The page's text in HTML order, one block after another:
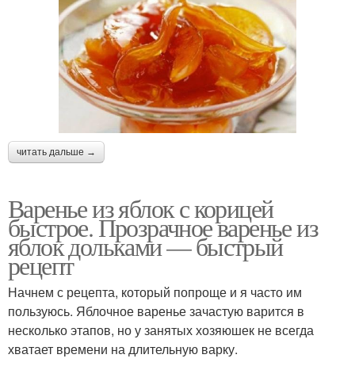
читать дальше →
Варенье из яблок с корицей
быстрое. Прозрачное варенье из
яблок дольками — быстрый
рецепт
Начнем с рецепта, который попроще и я часто им
пользуюсь. Яблочное варенье зачастую варится в
несколько этапов, но у занятых хозяюшек не всегда
хватает времени на длительную варку.